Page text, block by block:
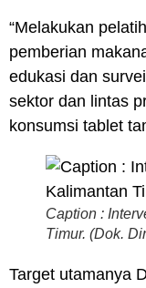
“Melakukan
pemberian
edukasi dan
sektor dan lintas
konsumsi tablet
Caption :
Timur. (Dok.
Target utamanya